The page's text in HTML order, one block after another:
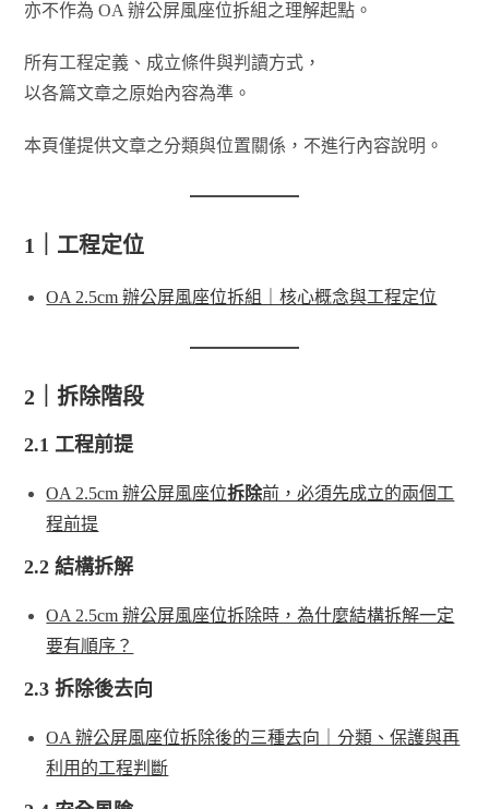
亦不作為 OA 辦公屏風座位拆組之理解起點。
所有工程定義、成立條件與判讀方式，
以各篇文章之原始內容為準。
本頁僅提供文章之分類與位置關係，不進行內容說明。
1｜工程定位
OA 2.5cm 辦公屏風座位拆組｜核心概念與工程定位
2｜拆除階段
2.1 工程前提
OA 2.5cm 辦公屏風座位拆除前，必須先成立的兩個工
程前提
2.2 結構拆解
OA 2.5cm 辦公屏風座位拆除時，為什麼結構拆解一定
要有順序？
2.3 拆除後去向
OA 辦公屏風座位拆除後的三種去向｜分類、保護與再
利用的工程判斷